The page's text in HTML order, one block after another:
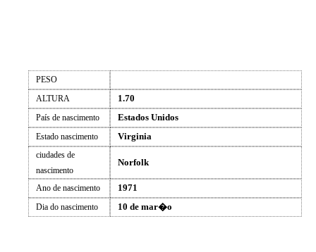
PESO
ALTURA
1.70
País de nascimento Estados Unidos
Estado nascimento Virginia
ciudades de
nascimento
Norfolk
Ano de nascimento 1971
Dia do nascimento 10 de mar�o